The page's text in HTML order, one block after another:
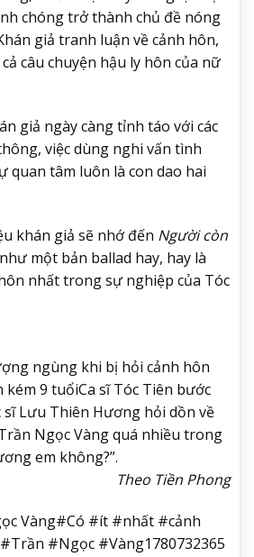
chóng trở thành chủ đề nóng
giả tranh luận về cảnh hôn,
câu chuyện hậu ly hôn của nữ
giả ngày càng tỉnh táo với các
việc dùng nghi vấn tình
quan tâm luôn là con dao hai
khán giả sẽ nhớ đến Người còn
một bản ballad hay, hay là
nhất trong sự nghiệp của Tóc
ngùng khi bị hỏi cảnh hôn
kém 9 tuổiCa sĩ Tóc Tiên bước
sĩ Lưu Thiên Hương hỏi dồn về
Ngọc Vàng quá nhiều trong
em không?”.
Theo Tiền Phong
Vàng#Có #ít #nhất #cảnh
#Ngọc #Vàng1780732365